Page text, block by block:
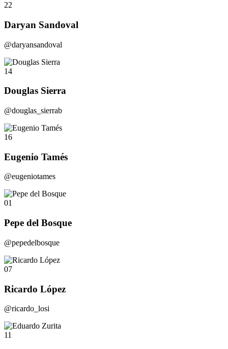
22
Daryan Sandoval
@daryansandoval
14
Douglas Sierra
@douglas_sierrab
16
Eugenio Tamés
@eugeniotames
01
Pepe del Bosque
@pepedelbosque
07
Ricardo López
@ricardo_losi
11